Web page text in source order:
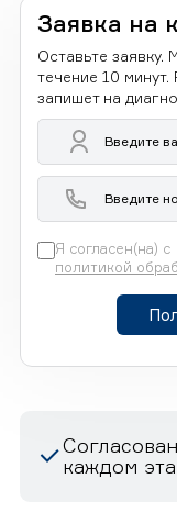
Заявка на
Оставьте
течение 10
запишет на
Я согласен(на) с
политикой
каждом